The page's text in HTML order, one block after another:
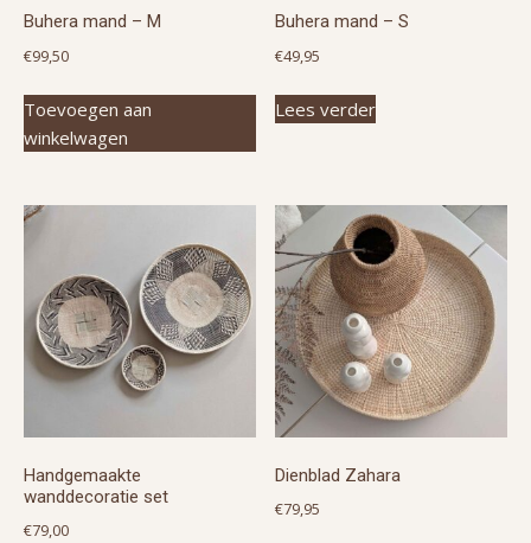
Buhera mand – M
€99,50
Toevoegen aan
winkelwagen
Buhera mand – S
€49,95
Lees verder
Handgemaakte
wanddecoratie set
€79,00
Dienblad Zahara
€79,95